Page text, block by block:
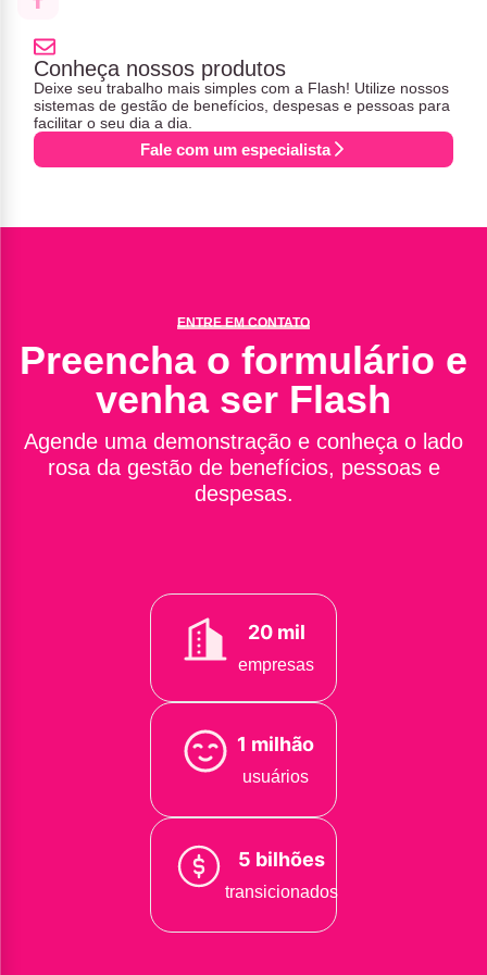
Conheça nossos produtos
Deixe seu trabalho mais simples com a Flash! Utilize nossos
sistemas de gestão de benefícios, despesas e pessoas para
facilitar o seu dia a dia.
Fale com um especialista
ENTRE EM CONTATO
Preencha o formulário e
venha ser Flash
Agende uma demonstração e conheça o lado
rosa da gestão de benefícios, pessoas e
despesas.
20 mil
empresas
1 milhão
usuários
5 bilhões
transicionados